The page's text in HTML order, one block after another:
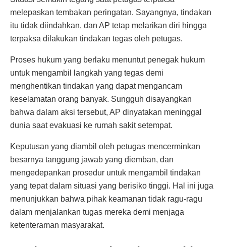
melepaskan tembakan peringatan. Sayangnya, tindakan
itu tidak diindahkan, dan AP tetap melarikan diri hingga
terpaksa dilakukan tindakan tegas oleh petugas.
Proses hukum yang berlaku menuntut penegak hukum
untuk mengambil langkah yang tegas demi
menghentikan tindakan yang dapat mengancam
keselamatan orang banyak. Sungguh disayangkan
bahwa dalam aksi tersebut, AP dinyatakan meninggal
dunia saat evakuasi ke rumah sakit setempat.
Keputusan yang diambil oleh petugas mencerminkan
besarnya tanggung jawab yang diemban, dan
mengedepankan prosedur untuk mengambil tindakan
yang tepat dalam situasi yang berisiko tinggi. Hal ini juga
menunjukkan bahwa pihak keamanan tidak ragu-ragu
dalam menjalankan tugas mereka demi menjaga
ketenteraman masyarakat.